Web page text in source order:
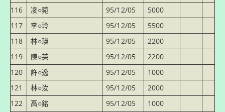
116
凌○菀 95/12/05
5000
117
李○玲 95/12/05
5500
118
林○瑛 95/12/05
2200
119
陳○英 95/12/05
2200
120
許○逸 95/12/05
1000
121
林○汝 95/12/05
2000
122
高○銘 95/12/05
1000